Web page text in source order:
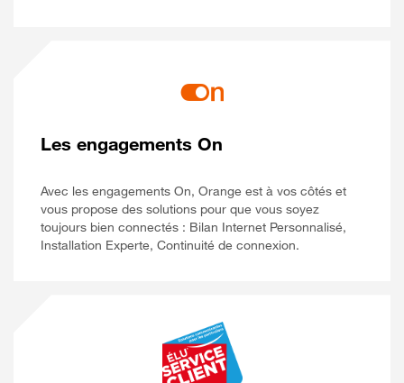
Les engagements On
Avec les engagements On, Orange est à vos côtés et
vous propose des solutions pour que vous soyez
toujours bien connectés : Bilan Internet Personnalisé,
Installation Experte, Continuité de connexion.